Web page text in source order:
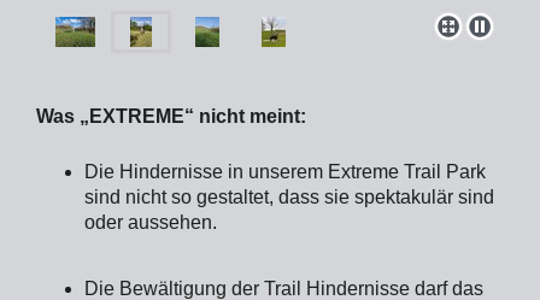
Was „EXTREME“ nicht meint:
Die Hindernisse in unserem Extreme Trail Park
sind nicht so gestaltet, dass sie spektakulär sind
oder aussehen.
Die Bewältigung der Trail Hindernisse darf das